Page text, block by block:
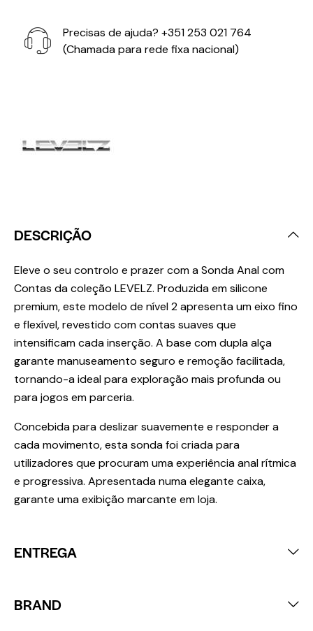
Precisas de ajuda? +351 253 021 764
(Chamada para rede fixa nacional)
DESCRIÇÃO
Eleve o seu controlo e prazer com a Sonda Anal com
Contas da coleção LEVELZ. Produzida em silicone
premium, este modelo de nível 2 apresenta um eixo fino
e flexível, revestido com contas suaves que
intensificam cada inserção. A base com dupla alça
garante manuseamento seguro e remoção facilitada,
tornando-a ideal para exploração mais profunda ou
para jogos em parceria.
Concebida para deslizar suavemente e responder a
cada movimento, esta sonda foi criada para
utilizadores que procuram uma experiência anal rítmica
e progressiva. Apresentada numa elegante caixa,
garante uma exibição marcante em loja.
ENTREGA
BRAND